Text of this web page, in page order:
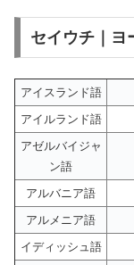
セイウチ｜ヨ
アイスランド語
アイルランド語
アゼルバイジャ
ン語
アルバニア語
アルメニア語
イディッシュ語